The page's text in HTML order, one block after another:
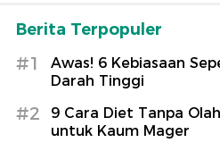
Berita Terpopuler
#1
Awas! 6 Kebiasaan
Darah Tinggi
#2
9 Cara Diet Tanpa
untuk Kaum Mager